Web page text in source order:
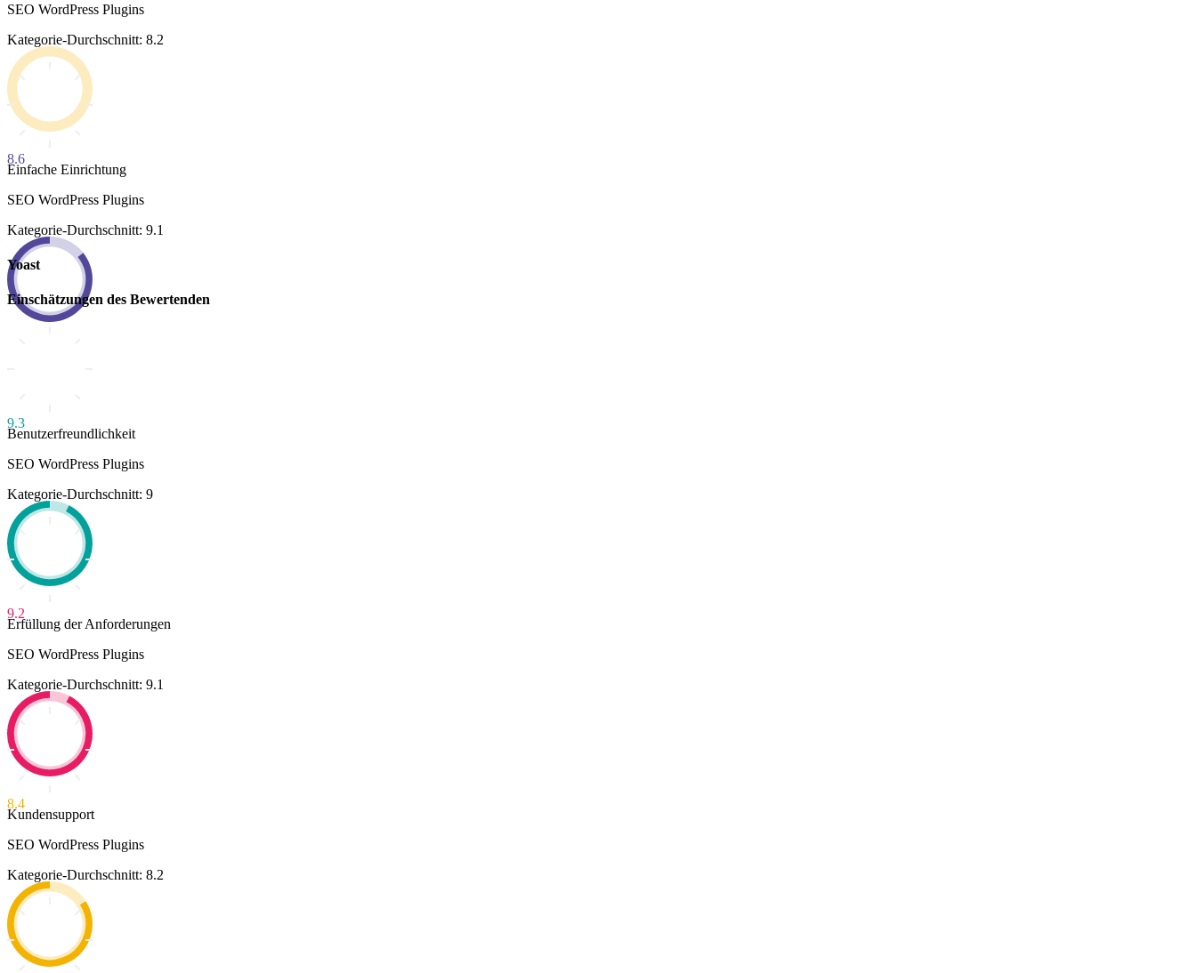
SEO WordPress Plugins
Kategorie-Durchschnitt: 8.2
8.6
Einfache Einrichtung
SEO WordPress Plugins
Kategorie-Durchschnitt: 9.1
Yoast
Einschätzungen des Bewertenden
9.3
Benutzerfreundlichkeit
SEO WordPress Plugins
Kategorie-Durchschnitt: 9
9.2
Erfüllung der Anforderungen
SEO WordPress Plugins
Kategorie-Durchschnitt: 9.1
8.4
Kundensupport
SEO WordPress Plugins
Kategorie-Durchschnitt: 8.2